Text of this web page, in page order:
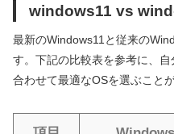
windows11 vs
最新のWindows11と従来の
す。下記の比較表を参考に、
合わせて最適なOSを選ぶこと